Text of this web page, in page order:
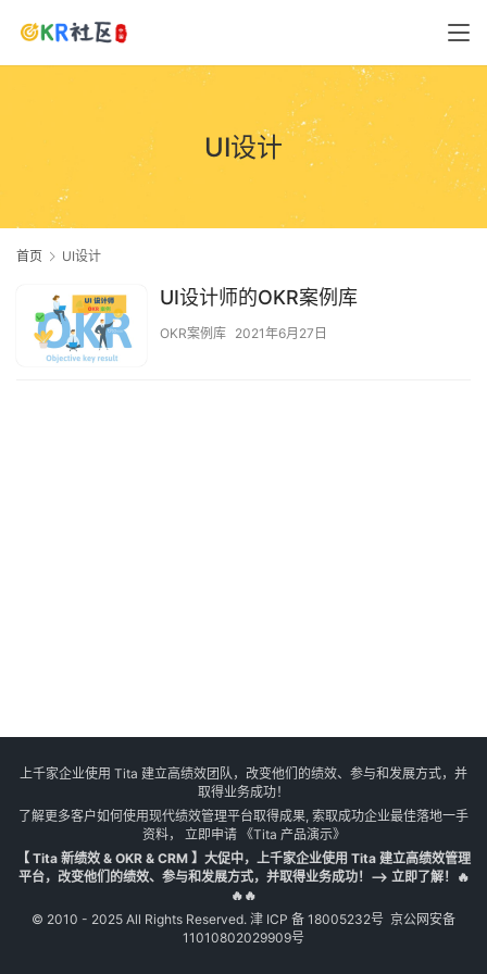
UI设计
首页 UI设计
UI设计师的OKR案例库
OKR案例库 2021年6月27日
上千家企业使用 Tita 建立高绩效团队，改变他们的绩效、参与和发展方式，并
取得业务成功！
了解更多客户如何使用现代绩效管理平台取得成果, 索取成功企业最佳落地一手
资料， 立即申请《Tita 产品演示》
【 Tita 新绩效 & OKR & CRM 】大促中，上千家企业使用 Tita 建立高绩效管理
平台，改变他们的绩效、参与和发展方式，并取得业务成功！--> 立即了解！🔥
🔥🔥
© 2010 - 2025 All Rights Reserved. 津 ICP 备 18005232号 京公网安备
11010802029909号